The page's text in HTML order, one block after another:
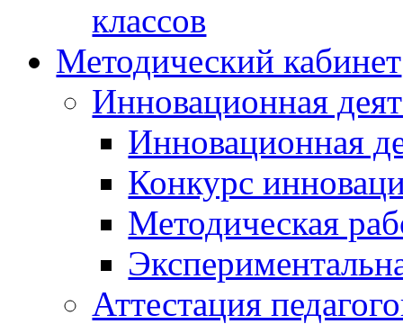
классов
Методический кабинет
Инновационная
Инновационная
Конкурс
Методическая
Аттестация